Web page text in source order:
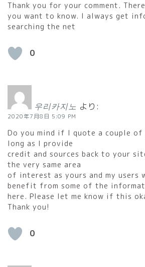
Thank you for your comment.
you want to know. I always get
searching the net
0
우리카지노 より:
2020年7月8日 5:09 PM
Do you mind if I quote a couple of
long as I provide
credit and sources back to your
the very same area
of interest as yours and my users
benefit from some of the
here. Please let me know if this
Thank you!
0